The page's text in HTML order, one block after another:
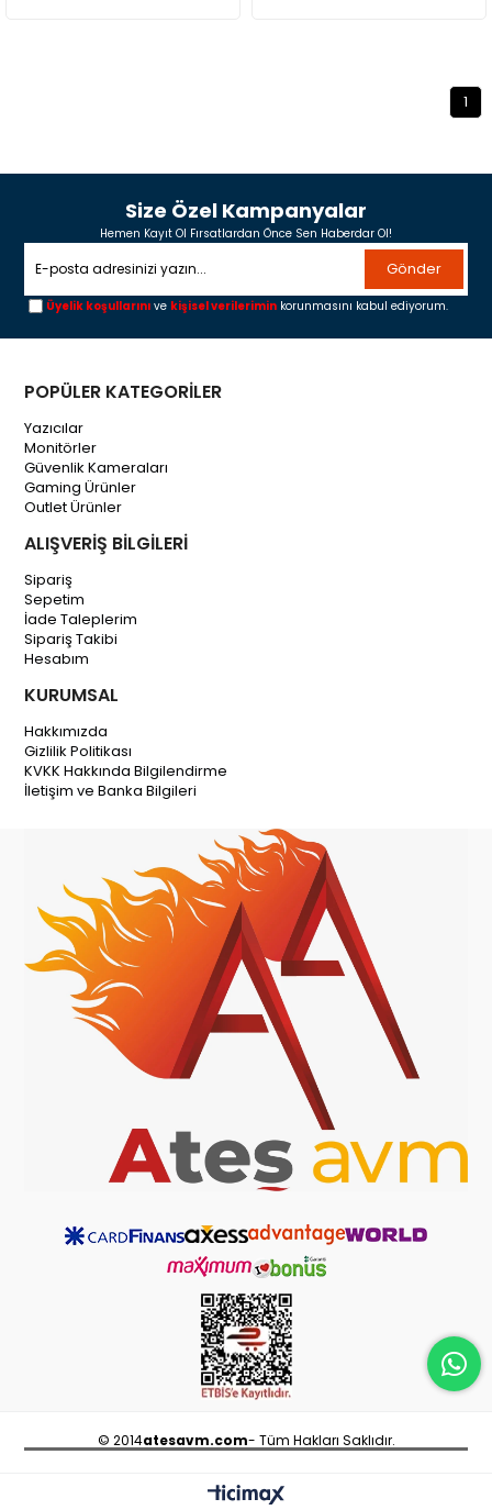
1
Size Özel Kampanyalar
Hemen Kayıt Ol Fırsatlardan Önce Sen Haberdar Ol!
Gönder
Üyelik koşullarını ve kişisel verilerimin korunmasını kabul ediyorum.
POPÜLER KATEGORİLER
Yazıcılar
Monitörler
Güvenlik Kameraları
Gaming Ürünler
Outlet Ürünler
ALIŞVERİŞ BİLGİLERİ
Sipariş
Sepetim
İade Taleplerim
Sipariş Takibi
Hesabım
KURUMSAL
Hakkımızda
Gizlilik Politikası
KVKK Hakkında Bilgilendirme
İletişim ve Banka Bilgileri
© 2014atesavm.com- Tüm Hakları Saklıdır.